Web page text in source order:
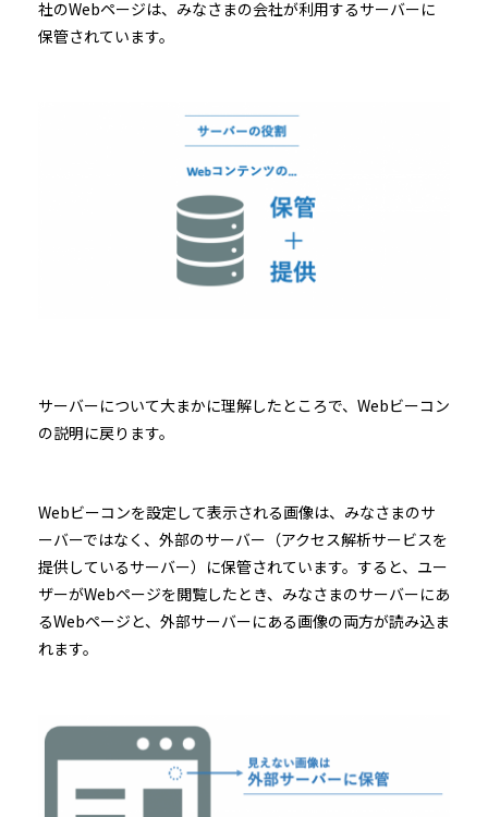
社のWebページは、みなさまの会社が利用するサーバーに
保管されています。
サーバーについて大まかに理解したところで、Webビーコン
の説明に戻ります。
Webビーコンを設定して表示される画像は、みなさまのサ
ーバーではなく、外部のサーバー（アクセス解析サービスを
提供しているサーバー）に保管されています。すると、ユー
ザーがWebページを閲覧したとき、みなさまのサーバーにあ
るWebページと、外部サーバーにある画像の両方が読み込ま
れます。